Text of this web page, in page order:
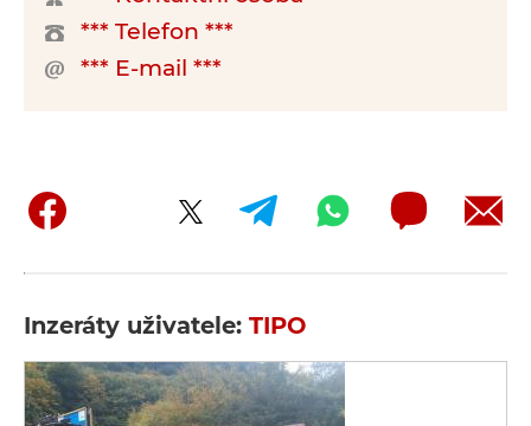
*** Telefon ***
*** E-mail ***
Inzeráty uživatele: TIPO